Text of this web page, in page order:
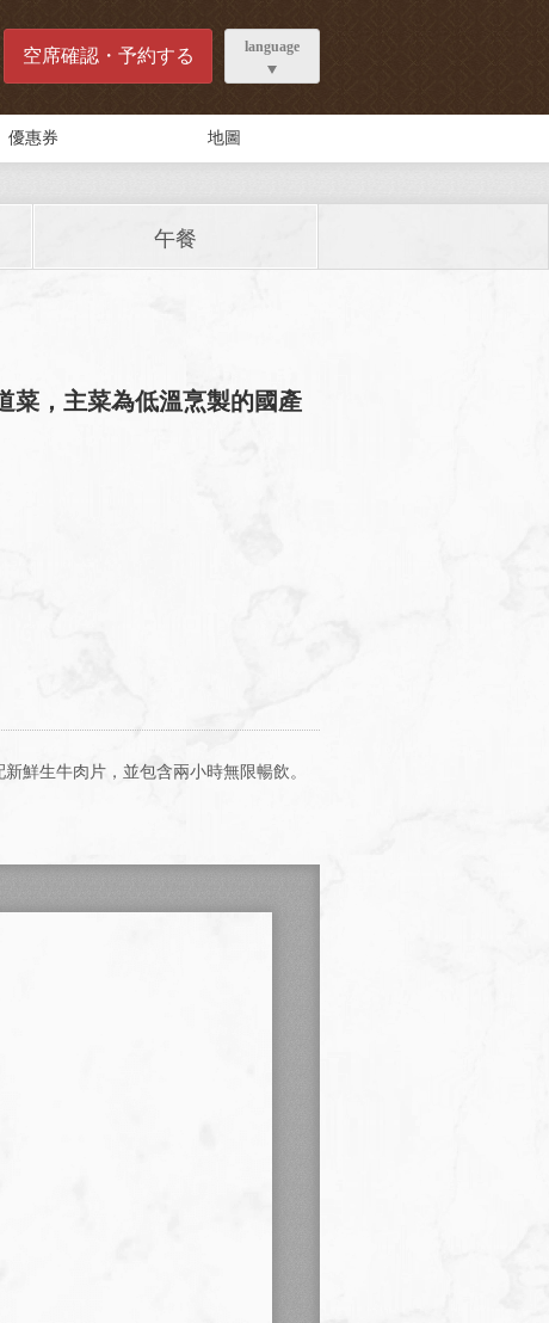
空席確認・予約する language
優惠券 地圖
午餐
菜，主菜為低溫烹製的國產
鮮生牛肉片，並包含兩小時無限暢飲。